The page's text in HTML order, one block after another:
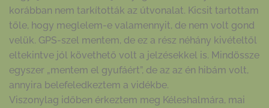
korábban nem tarkították az útvonalat. Kicsit tartottam
tőle, hogy meglelem-e valamennyit, de nem volt gond
velük. GPS-szel mentem, de ez a rész néhány kivételtől
eltekintve jól követhető volt a jelzésekkel is. Mindössze
egyszer „mentem el gyufáért”, de az az én hibám volt,
annyira belefeledkeztem a vidékbe.
Viszonylag időben érkeztem meg Kéleshalmára, mai